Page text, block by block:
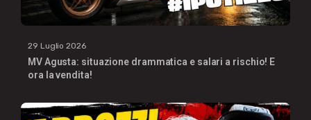
29 Luglio 2026
MV Agusta: situazione drammatica e salari a rischio! E
ora la vendita!